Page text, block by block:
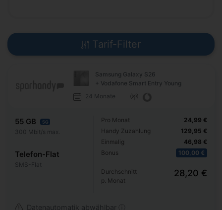
Tarif-Filter
Samsung Galaxy S26
+ Vodafone Smart Entry Young
24 Monate
55 GB 5G
300 Mbit/s max.
Telefon-Flat
SMS-Flat
Pro Monat
Handy Zuzahlung
Einmalig
Bonus
24,99 €
129,95 €
46,98 €
100,00 €
Durchschnitt
p. Monat
28,20 €
Datenautomatik abwählbar ⓘ